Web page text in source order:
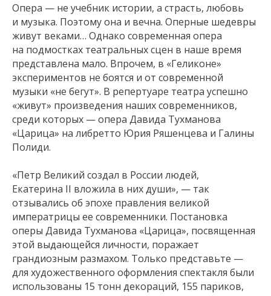
Опера — не учебник истории, а страсть, любовь
и музыка. Поэтому она и вечна. Оперные шедевры
живут веками… Однако современная опера
на подмостках театральных сцен в наше время
представлена мало. Впрочем, в «Геликоне»
экспериментов не боятся и от современной
музыки «не бегут». В репертуаре театра успешно
«живут» произведения наших современников,
среди которых — опера Давида Тухманова
«Царица» на либретто Юрия Ряшенцева и Галины
Полиди.
«Петр Великий создал в России людей,
Екатерина II вложила в них души», — так
отзывались об эпохе правления великой
императрицы ее современники. Постановка
оперы Давида Тухманова «Царица», посвященная
этой выдающейся личности, поражает
грандиозным размахом. Только представьте —
для художественного оформления спектакля были
использованы 15 тонн декораций, 155 париков,